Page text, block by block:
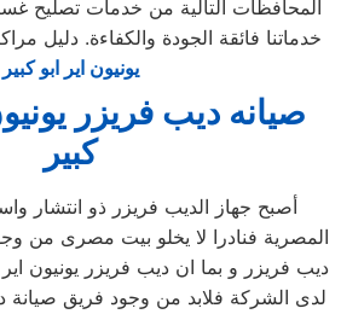
المحافظات التالية من خدمات تصليح
خدماتنا فائقة الجودة والكفاءة. دليل
يونيون اير ابو كبير
صيانه ديب فريزر
كبير
أصبح جهاز الديب فريزر ذو انتشار
المصرية فنادرا لا يخلو بيت مصرى من
ديب فريزر و بما ان ديب فريزر يونيون
لدى الشركة فلابد من وجود فريق صيانة